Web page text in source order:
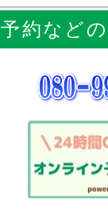
予約など